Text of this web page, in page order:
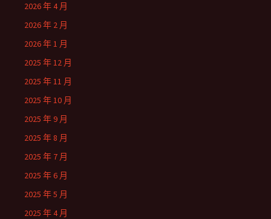
2026 年 4 月
2026 年 2 月
2026 年 1 月
2025 年 12 月
2025 年 11 月
2025 年 10 月
2025 年 9 月
2025 年 8 月
2025 年 7 月
2025 年 6 月
2025 年 5 月
2025 年 4 月